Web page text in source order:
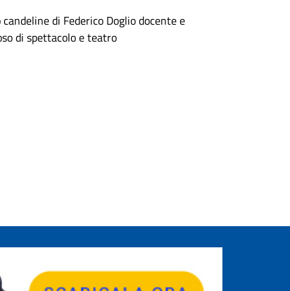
candeline di Federico Doglio docente e
di spettacolo e teatro